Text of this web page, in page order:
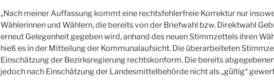
„Nach meiner Auffassung kommt eine rechtsfehlerfreie Korrektur nur
Wählerinnen und Wählern, die bereits von der Briefwahl bzw. Direktwahl
erneut Gelegenheit gegeben wird, anhand des neuen Stimmzettels ihren
hieß es in der Mitteilung der Kommunalaufsicht. Die überarbeiteten
Einschätzung der Bezirksregierung rechtskonform. Die bereits
jedoch nach Einschätzung der Landesmittelbehörde nicht als „gültig“